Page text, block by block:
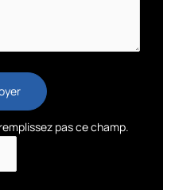
pas ce champ.